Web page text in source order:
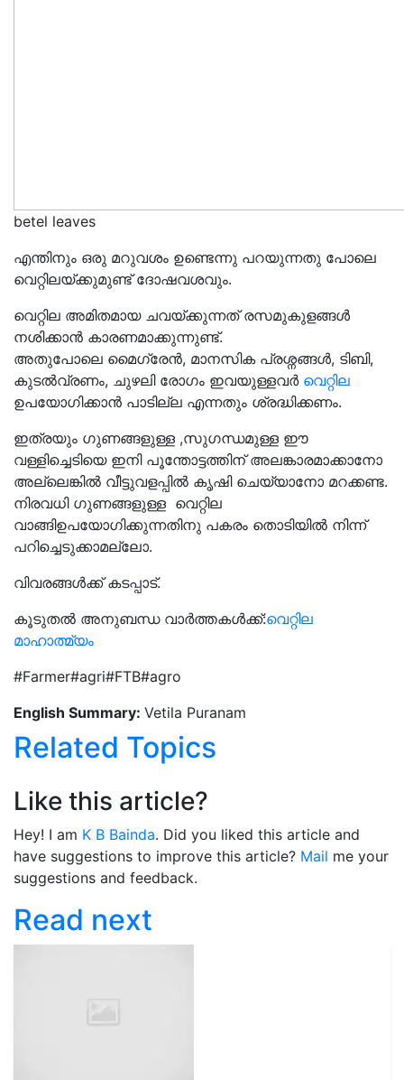
betel leaves
എന്തിനും ഒരു മറുവശം ഉണ്ടെന്നു പറയുന്നതു പോലെ
വെറ്റിലയ്ക്കുമുണ്ട് ദോഷവശവും.
വെറ്റില അമിതമായ ചവയ്ക്കുന്നത് രസമുകുളങ്ങൾ
നശിക്കാൻ കാരണമാക്കുന്നുണ്ട്.
അതുപോലെ മൈഗ്രേൻ, മാനസിക പ്രശ്നങ്ങൾ, ടിബി,
കുടൽവ്രണം, ചുഴലി രോഗം ഇവയുള്ളവർ വെറ്റില
ഉപയോഗിക്കാൻ പാടില്ല എന്നതും ശ്രദ്ധിക്കണം.
ഇത്രയും ഗുണങ്ങളുള്ള ,സുഗന്ധമുള്ള ഈ
വള്ളിച്ചെടിയെ ഇനി പൂന്തോട്ടത്തിന് അലങ്കാരമാക്കാനോ
അല്ലെങ്കിൽ വീട്ടുവളപ്പിൽ കൃഷി ചെയ്യാനോ മറക്കണ്ട.
നിരവധി ഗുണങ്ങളുള്ള വെറ്റില
വാങ്ങിഉപയോഗിക്കുന്നതിനു പകരം തൊടിയിൽ നിന്ന്
പറിച്ചെടുക്കാമല്ലോ.
വിവരങ്ങൾക്ക് കടപ്പാട്.
കൂടുതൽ അനുബന്ധ വാർത്തകൾക്ക്:വെറ്റില
മാഹാത്മ്യം
#Farmer#agri#FTB#agro
English Summary: Vetila Puranam
Related Topics
Like this article?
Hey! I am K B Bainda. Did you liked this article and
have suggestions to improve this article? Mail me your
suggestions and feedback.
Read next